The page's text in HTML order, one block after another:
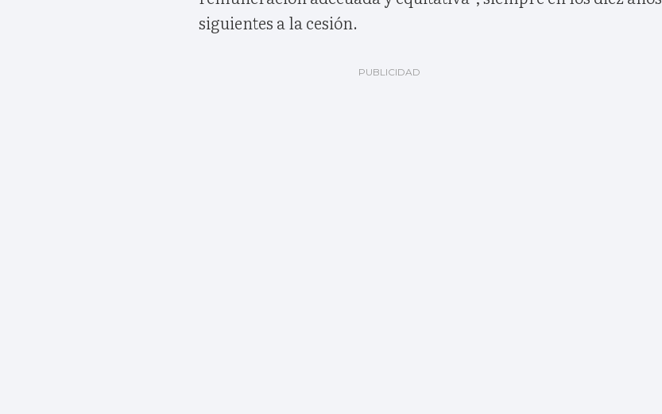
siguientes a la cesión.